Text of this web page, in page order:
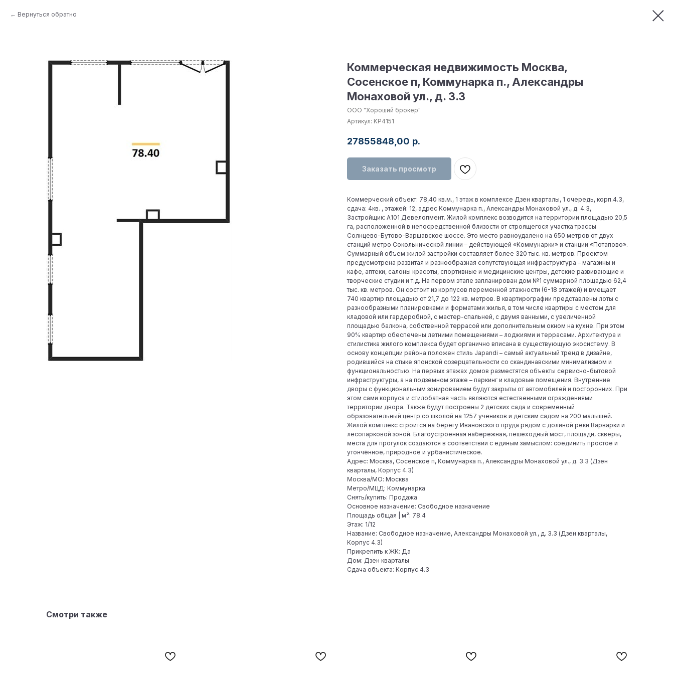
Вернуться обратно
Коммерческая недвижимость Москва,
Сосенское п, Коммунарка п., Александры
Монаховой ул., д. 3.3
ООО "Хороший брокер"
Артикул: KP4151
27855848,00 р.
Заказать просмотр
Коммерческий объект: 78,40 кв.м., 1 этаж в комплексе Дзен кварталы, 1 очередь, корп.4.3,
сдача: 4кв. , этажей: 12, адрес Коммунарка п., Александры Монаховой ул., д. 4.3,
Застройщик: А101 Девелопмент. Жилой комплекс возводится на территории площадью 20,5
га, расположенной в непосредственной близости от строящегося участка трассы
Солнцево-Бутово-Варшавское шоссе. Это место равноудалено на 650 метров от двух
станций метро Сокольнической линии – действующей «Коммунарки» и станции «Потапово».
Суммарный объем жилой застройки составляет более 320 тыс. кв. метров. Проектом
предусмотрена развитая и разнообразная сопутствующая инфраструктура – магазины и
кафе, аптеки, салоны красоты, спортивные и медицинские центры, детские развивающие и
творческие студии и т.д. На первом этапе запланирован дом №1 суммарной площадью 62,4
тыс. кв. метров. Он состоит из корпусов переменной этажности (6-18 этажей) и вмещает
740 квартир площадью от 21,7 до 122 кв. метров. В квартирографии представлены лоты с
разнообразными планировками и форматами жилья, в том числе квартиры с местом для
кладовой или гардеробной, с мастер-спальней, с двумя ванными, с увеличенной
площадью балкона, собственной террасой или дополнительным окном на кухне. При этом
90% квартир обеспечены летними помещениями – лоджиями и террасами. Архитектура и
стилистика жилого комплекса будет органично вписана в существующую экосистему. В
основу концепции района положен стиль Japandi – самый актуальный тренд в дизайне,
родившийся на стыке японской созерцательности со скандинавскими минимализмом и
функциональностью. На первых этажах домов разместятся объекты сервисно-бытовой
инфраструктуры, а на подземном этаже – паркинг и кладовые помещения. Внутренние
дворы с функциональным зонированием будут закрыты от автомобилей и посторонних. При
этом сами корпуса и стилобатная часть являются естественными ограждениями
территории двора. Также будут построены 2 детских сада и современный
образовательный центр со школой на 1257 учеников и детским садом на 200 малышей.
Жилой комплекс строится на берегу Ивановского пруда рядом с долиной реки Варварки и
лесопарковой зоной. Благоустроенная набережная, пешеходный мост, площади, скверы,
места для прогулок создаются в соответствии с единым замыслом: соединить простое и
утончённое, природное и урбанистическое.
Адрес: Москва, Сосенское п, Коммунарка п., Александры Монаховой ул., д. 3.3 (Дзен
кварталы, Корпус 4.3)
Москва/МО: Москва
Метро/МЦД: Коммунарка
Снять/купить: Продажа
Основное назначение: Свободное назначение
Площадь общая | м²: 78.4
Этаж: 1/12
Название: Свободное назначение, Александры Монаховой ул., д. 3.3 (Дзен кварталы,
Корпус 4.3)
Прикрепить к ЖК: Да
Дом: Дзен кварталы
Сдача объекта: Корпус 4.3
Смотри также